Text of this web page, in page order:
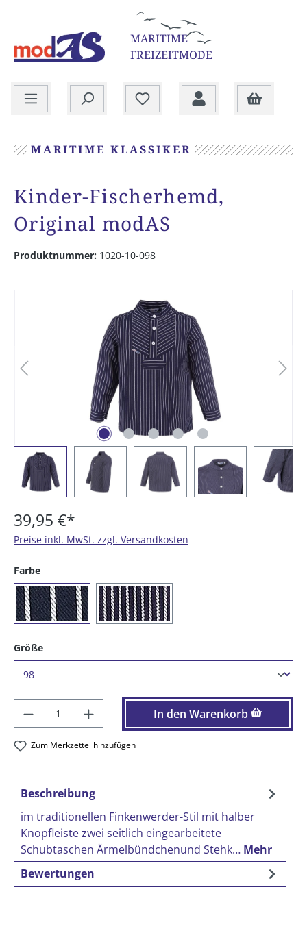
MARITIME
FREIZEITMODE
MARITIME KLASSIKER
Kinder-Fischerhemd,
Original modAS
Produktnummer: 1020-10-098
39,95 €*
Preise inkl. MwSt. zzgl. Versandkosten
Farbeauswählen
(10) breiter Streifen(11) schmaler Streifen
Größeauswählen
Produkt Anzahl: Gib den gewünschten
In den Warenkorb
Zum Merkzettel hinzufügen
Beschreibung
im traditionellen Finkenwerder-Stil mit halber
Knopfleiste zwei seitlich eingearbeitete
Schubtaschen Ärmelbündchenund Stehk… Mehr
Bewertungen